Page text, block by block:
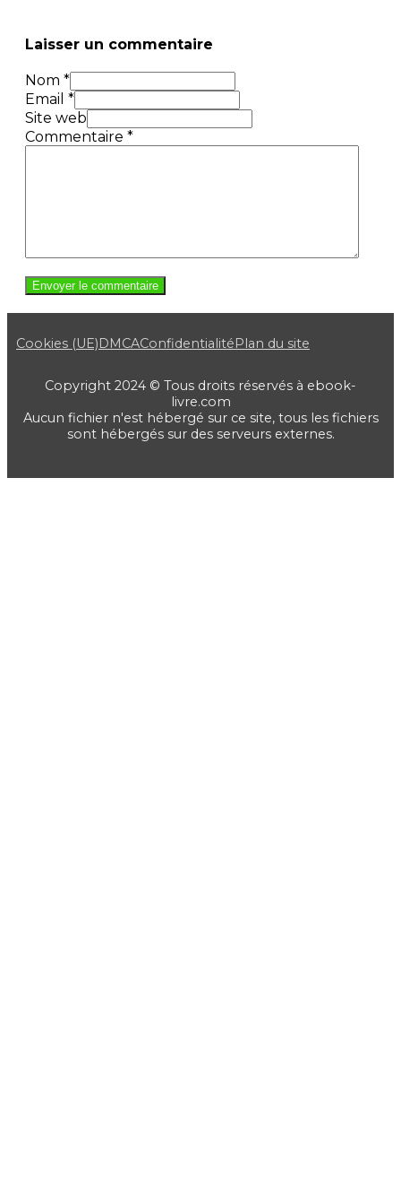
Laisser un commentaire
Nom *
Email *
Site web
Commentaire *
Cookies (UE)DMCAConfidentialitéPlan du site
Copyright 2024 © Tous droits réservés à ebook-
livre.com
Aucun fichier n'est hébergé sur ce site, tous les fichiers
sont hébergés sur des serveurs externes.